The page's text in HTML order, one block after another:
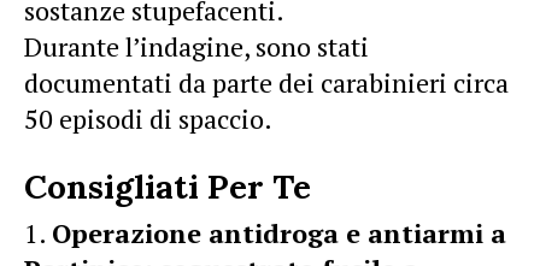
sostanze stupefacenti.
Durante l’indagine, sono stati
documentati da parte dei carabinieri circa
50 episodi di spaccio.
Consigliati Per Te
Operazione antidroga e antiarmi a